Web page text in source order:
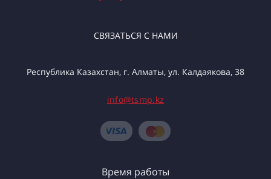
СВЯЗАТЬСЯ С НАМИ
Республика Казахстан, г. Алматы, ул. Калдаякова, 38
info@tsmp.kz
Время работы